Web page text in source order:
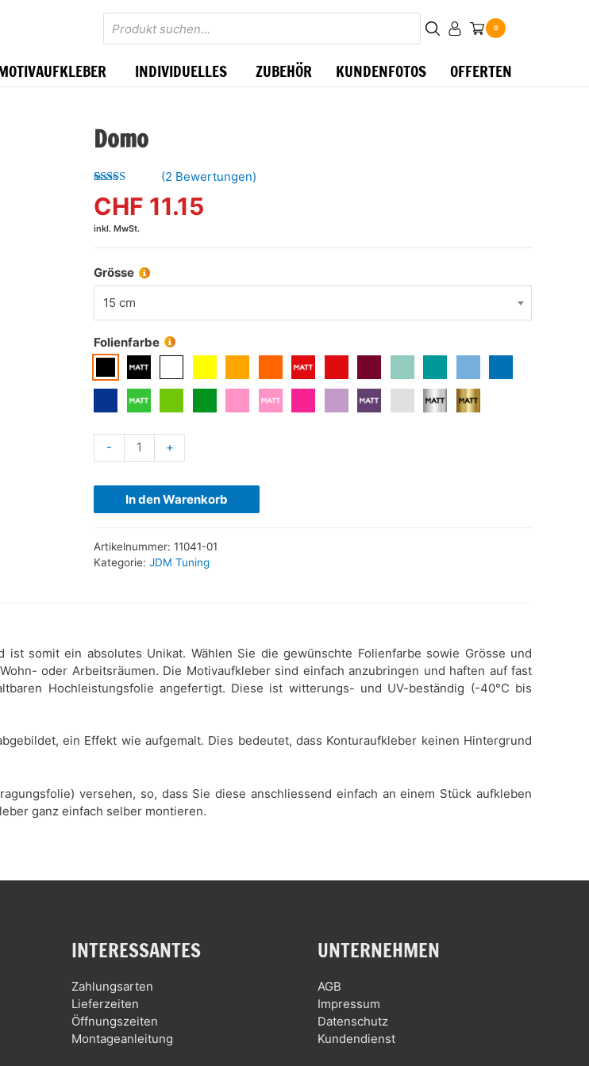
Products
search 0
INDIVIDUELLES ZUBEHÖR KUNDENFOTOS OFFERTEN
Domo
5.00 von 5,
basierend
auf
(2 Bewertungen)
CHF 11.15
inkl. MwSt.
Grösse
15 cm
Folienfarbe
- +
In den Warenkorb
Artikelnummer: 11041-01
Kategorie: JDM Tuning
somit ein absolutes Unikat. Wählen Sie die gewünschte Folienfarbe sowie Grösse und
oder Arbeitsräumen. Die Motivaufkleber sind einfach anzubringen und haften auf fast
Hochleistungsfolie angefertigt. Diese ist witterungs- und UV-beständig (-40°C bis
ein Effekt wie aufgemalt. Dies bedeutet, dass Konturaufkleber keinen Hintergrund
versehen, so, dass Sie diese anschliessend einfach an einem Stück aufkleben
ganz einfach selber montieren.
INTERESSANTES
Zahlungsarten
Lieferzeiten
Öffnungszeiten
Montageanleitung
UNTERNEHMEN
AGB
Impressum
Datenschutz
Kundendienst